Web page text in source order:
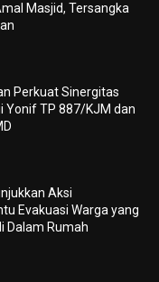
Masjid, Tersangka
Perkuat Sinergitas
Yonif TP 887/KJM dan
Aksi
Evakuasi Warga yang
Dalam Rumah